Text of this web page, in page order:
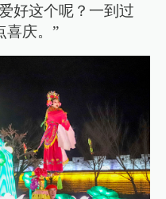
好这个呢？一到过
喜庆。”